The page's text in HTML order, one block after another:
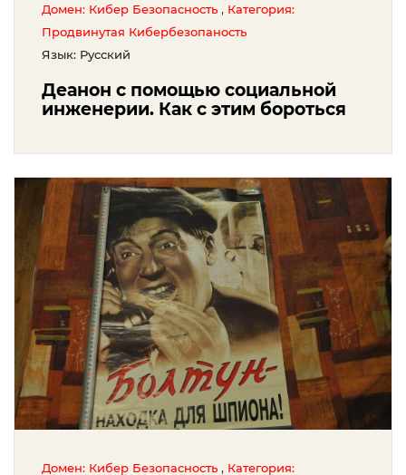
Домен: Кибер Безопасность , Категория:
Продвинутая Кибербезопаность
Язык: Русский
Деанон с помощью социальной
инженерии. Как с этим бороться
Домен: Кибер Безопасность , Категория: